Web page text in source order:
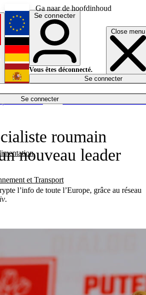
Ga naar de hoofdinhoud
Close menu
Se connecter
et Transport
Économie
English
Deutsch
Español
Se connecter
Vous êtes déconnecté.
Se connecter
roumain
nouveau leader
l’info de toute l’Europe, grâce au réseau
.